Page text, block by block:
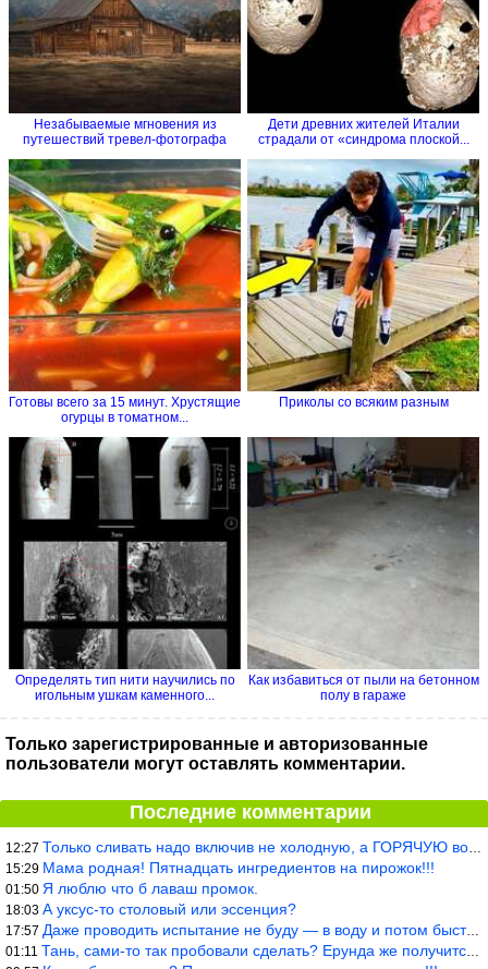
Незабываемые мгновения из
путешествий тревел-фотографа
Дети древних жителей Италии
страдали от «синдрома плоской...
Готовы всего за 15 минут. Хрустящие
огурцы в томатном...
Приколы со всяким разным
Определять тип нити научились по
игольным ушкам каменного...
Как избавиться от пыли на бетонном
полу в гараже
Только зарегистрированные и авторизованные
пользователи могут оставлять комментарии.
Последние комментарии
12:27 Только сливать надо включив не холодную, а ГОРЯЧУЮ воду. Трубы в
15:29 Мама родная! Пятнадцать ингредиентов на пирожок!!!
01:50 Я люблю что б лаваш промок.
18:03 А уксус-то столовый или эссенция?
17:57 Даже проводить испытание не буду — в воду и потом быстро в раска
01:11 Тань, сами-то так пробовали сделать? Ерунда же получится. Нет, с